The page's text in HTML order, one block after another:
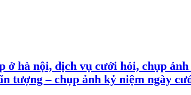
ở hà nội, dịch vụ cưới hỏi, chụp
tượng – chụp ảnh kỷ niệm ngày